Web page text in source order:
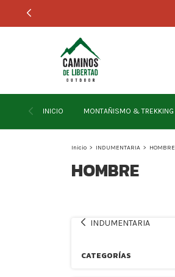
INICIO MONTAÑISMO & TREKKING
Inicio > INDUMENTARIA > HOMBRE
HOMBRE
INDUMENTARIA
CATEGORÍAS